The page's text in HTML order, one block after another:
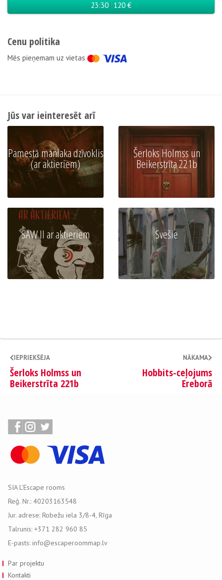
23:30 120 €
Cenu politika
Мēs pieņemam uz vietas
Jūs var ieinteresēt arī
Pamestā maniaka dzīvoklis
(ar aktieriem)
Šerloks Holmss un
Beikerstrīta 221b
SAW II ar aktieriem Svešie
IEPRIEKŠĒJA
Šerloks Holmss un
Beikerstrīta 221b
NĀKAMA
Hobbits-ceļojums
Ereborā
SIA L'Escape rooms
Reģ. Nr.: 40203163548
Jur. adrese: Robežu iela 3/8-4, Rīga
Talrunis: +371 282 960 85
E-pasts: info@escaperoommap.lv
Par projektu
Kontakti